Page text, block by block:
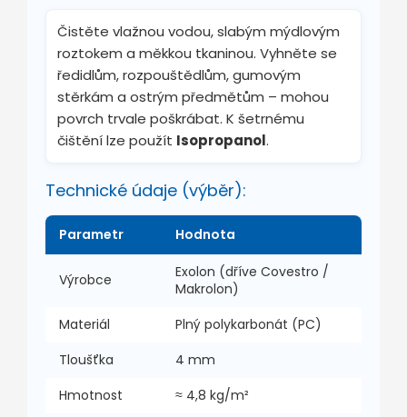
Čistěte vlažnou vodou, slabým mýdlovým
roztokem a měkkou tkaninou. Vyhněte se
ředidlům, rozpouštědlům, gumovým
stěrkám a ostrým předmětům – mohou
povrch trvale poškrábat. K šetrnému
čištění lze použít Isopropanol.
Technické údaje (výběr):
Parametr Hodnota
Výrobce
Exolon (dříve Covestro /
Makrolon)
Materiál
Plný polykarbonát (PC)
Tloušťka
4 mm
Hmotnost
≈ 4,8 kg/m²